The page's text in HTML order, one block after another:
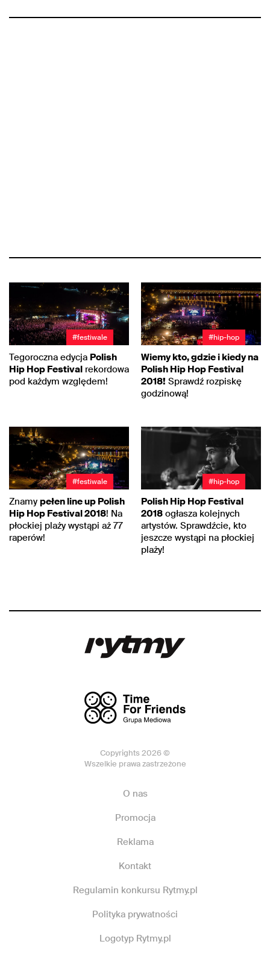
#festiwale
Tegoroczna edycja Polish
Hip Hop Festival rekordowa
pod każdym względem!
#hip-hop
Wiemy kto, gdzie i kiedy na
Polish Hip Hop Festival
2018! Sprawdź rozpiskę
godzinową!
#festiwale
Znamy pełen line up Polish
Hip Hop Festival 2018! Na
płockiej plaży wystąpi aż 77
raperów!
#hip-hop
Polish Hip Hop Festival
2018 ogłasza kolejnych
artystów. Sprawdźcie, kto
jeszcze wystąpi na płockiej
plaży!
Copyrights 2026 ©
Wszelkie prawa zastrzeżone
O nas
Promocja
Reklama
Kontakt
Regulamin konkursu Rytmy.pl
Polityka prywatności
Logotyp Rytmy.pl